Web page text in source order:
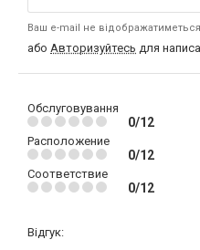
Ваш e-mail не відображатиметься
або Авторизуйтесь для
Обслуговування
0/12
Расположение
0/12
Соответствие
0/12
Відгук: